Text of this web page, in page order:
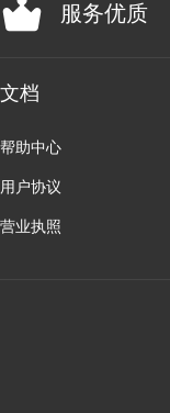
服务优质
文档
帮助中心
用户协议
营业执照